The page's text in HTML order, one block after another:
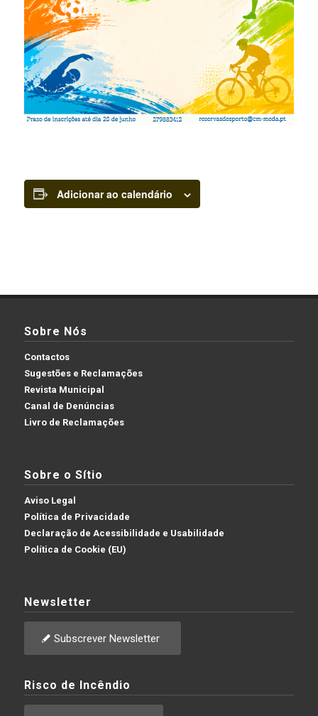
Adicionar ao calendário
Sobre Nós
Contactos
Sugestões e Reclamações
Revista Municipal
Canal de Denúncias
Livro de Reclamações
Sobre o Sítio
Aviso Legal
Política de Privacidade
Declaração de Acessibilidade e Usabilidade
Política de Cookie (EU)
Newsletter
Subscrever Newsletter
Risco de Incêndio